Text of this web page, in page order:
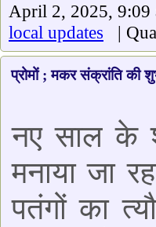
April 2, 2025, 9:09
local updates |
प्रोमों ; मकर संक्रांति की
नए साल के
मनाया जा
पतंगों का